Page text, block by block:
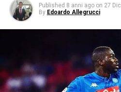
Published 8 anni ago on 27
By Edoardo Allegrucci